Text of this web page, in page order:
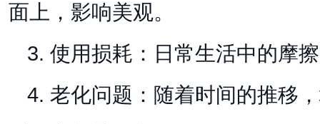
面上，影响美观。
3. 使用损耗：日常生活中的摩
4. 老化问题：随着时间的推移